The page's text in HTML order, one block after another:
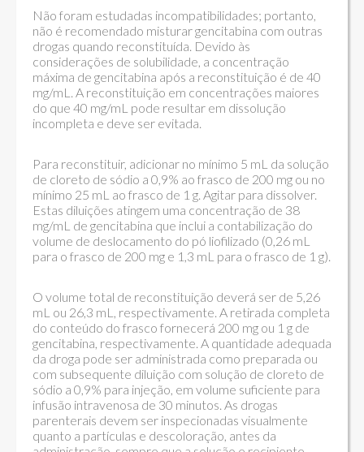
Não foram estudadas incompatibilidades; portanto,
não é recomendado misturar gencitabina com outras
drogas quando reconstituída. Devido às
considerações de solubilidade, a concentração
máxima de gencitabina após a reconstituição é de 40
mg/mL. A reconstituição em concentrações maiores
do que 40 mg/mL pode resultar em dissolução
incompleta e deve ser evitada.
Para reconstituir, adicionar no mínimo 5 mL da solução
de cloreto de sódio a 0,9% ao frasco de 200 mg ou no
mínimo 25 mL ao frasco de 1 g. Agitar para dissolver.
Estas diluições atingem uma concentração de 38
mg/mL de gencitabina que inclui a contabilização do
volume de deslocamento do pó liofilizado (0,26 mL
para o frasco de 200 mg e 1,3 mL para o frasco de 1 g).
O volume total de reconstituição deverá ser de 5,26
mL ou 26,3 mL, respectivamente. A retirada completa
do conteúdo do frasco fornecerá 200 mg ou 1 g de
gencitabina, respectivamente. A quantidade adequada
da droga pode ser administrada como preparada ou
com subsequente diluição com solução de cloreto de
sódio a 0,9% para injeção, em volume suficiente para
infusão intravenosa de 30 minutos. As drogas
parenterais devem ser inspecionadas visualmente
quanto a partículas e descoloração, antes da